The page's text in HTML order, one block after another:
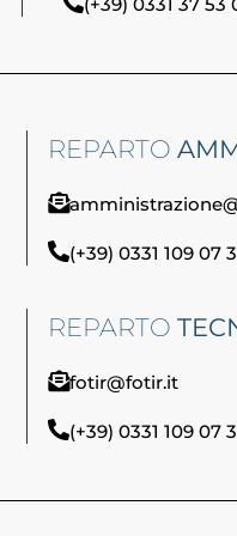
REPARTO
(+39) 0331 109 07
REPARTO
fotir@fotir.it
(+39) 0331 109 07